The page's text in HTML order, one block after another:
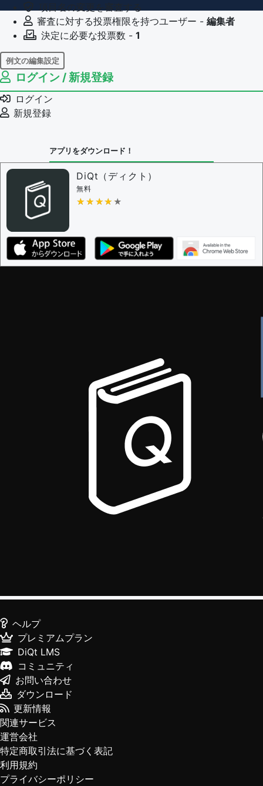
審査に対する投票権限を持つユーザー - 編集者
決定に必要な投票数 - 1
例文の編集設定
例文の編集権限を持つユーザー -
例文の削除を審査する
審査に対する投票権限を持つユーザー -
決定に必要な投票数 -
問題の編集権限を持つユーザー -すべてのユーザー
審査に対する投票権限を持つユーザー -
決定に必要な投票数 -
編集ガイドライン
ログイン / 新規登録
ログイン
新規登録
アプリをダウンロード！
DiQt（ディクト）
無料
★★★★★
★★★★★
ヘルプ
プレミアムプラン
DiQt LMS
コミュニティ
お問い合わせ
ダウンロード
更新情報
関連サービス
運営会社
特定商取引法に基づく表記
利用規約
プライバシーポリシー